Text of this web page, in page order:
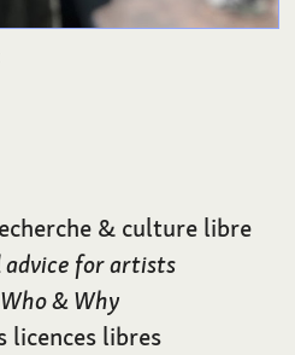
& culture libre
advice for artists
& Why
licences libres